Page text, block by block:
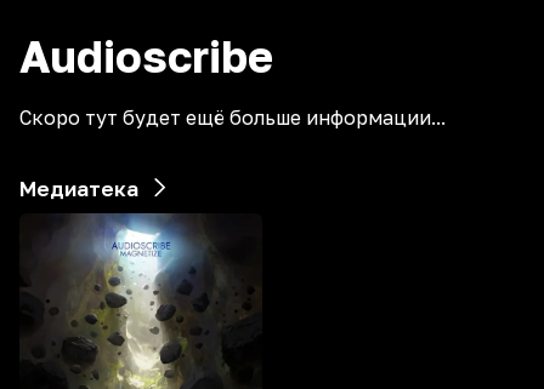
Audioscribe
Скоро тут будет ещё больше информации...
Медиатека